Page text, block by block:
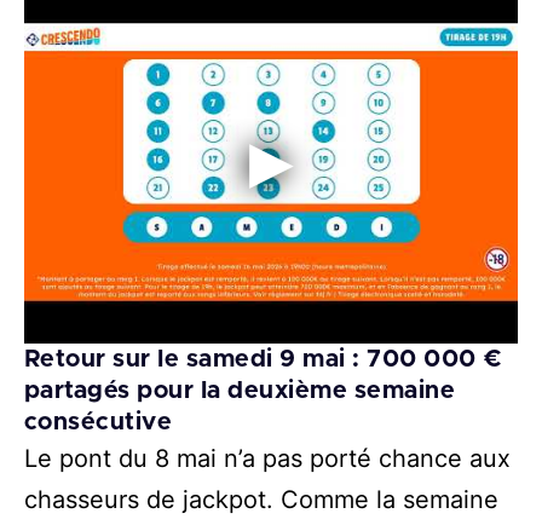
Retour sur le samedi 9 mai : 700 000 €
partagés pour la deuxième semaine
consécutive
Le pont du 8 mai n’a pas porté chance aux
chasseurs de jackpot. Comme la semaine